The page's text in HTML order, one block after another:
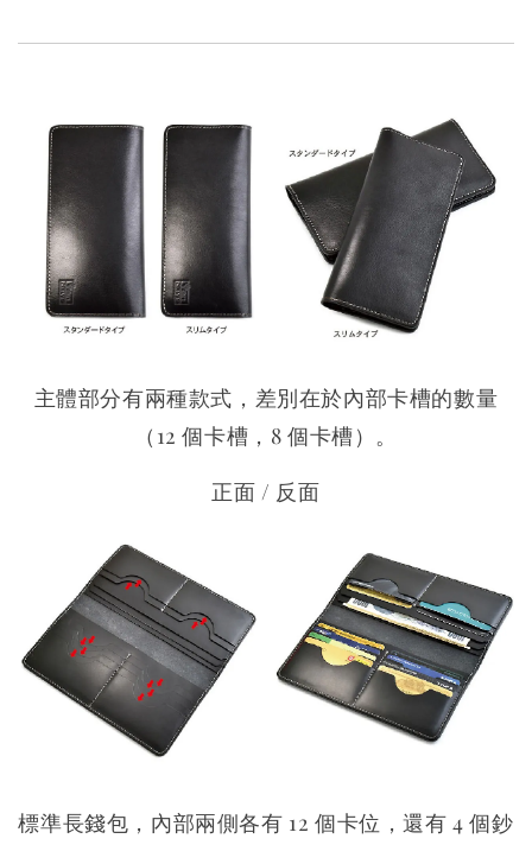
主體部分有兩種款式，差別在於內部卡槽的數量
（12 個卡槽，8 個卡槽）。
正面 / 反面
標準長錢包，內部兩側各有 12 個卡位，還有 4 個鈔